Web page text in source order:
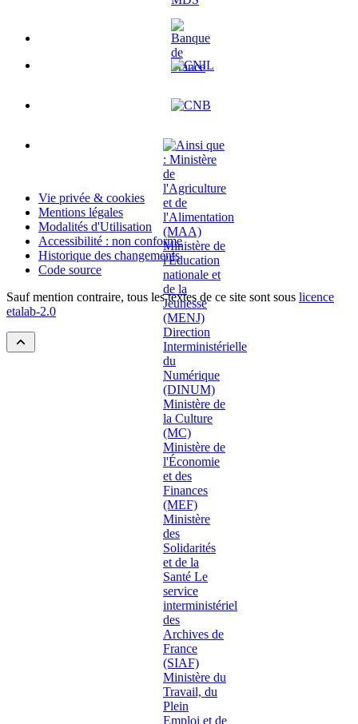
Vie privée & cookies
Mentions légales
Modalités d'Utilisation
Accessibilité : non conforme
Historique des changements
Code source
Sauf mention contraire, tous les textes de ce site sont sous licence
etalab-2.0